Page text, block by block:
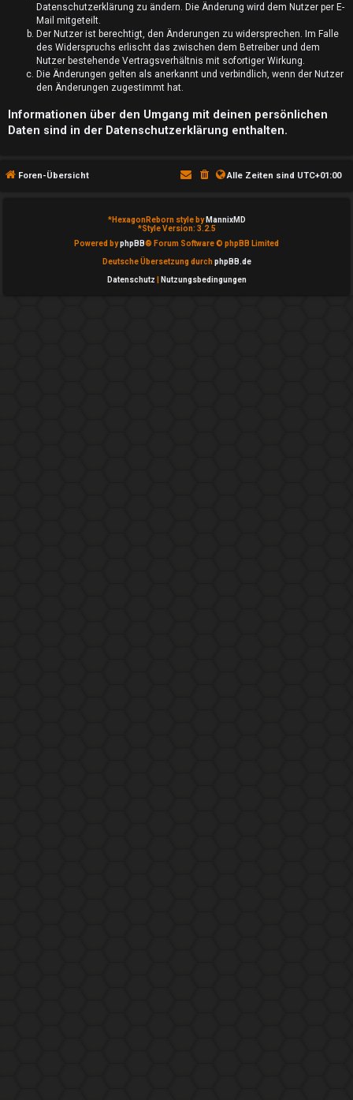
c
h
Datenschutzerklärung zu ändern. Die Änderung wird dem Nutzer per E-
Mail mitgeteilt.
Der Nutzer ist berechtigt, den Änderungen zu widersprechen. Im Falle
des Widerspruchs erlischt das zwischen dem Betreiber und dem
Nutzer bestehende Vertragsverhältnis mit sofortiger Wirkung.
Die Änderungen gelten als anerkannt und verbindlich, wenn der Nutzer
den Änderungen zugestimmt hat.
Informationen über den Umgang mit deinen persönlichen
Daten sind in der Datenschutzerklärung enthalten.
Foren-Übersicht Alle Zeiten sind UTC+01:00
*HexagonReborn style by MannixMD
*Style Version: 3.2.5
Powered byphpBB® Forum Software © phpBB Limited
Deutsche Übersetzung durch phpBB.de
Datenschutz Nutzungsbedingungen